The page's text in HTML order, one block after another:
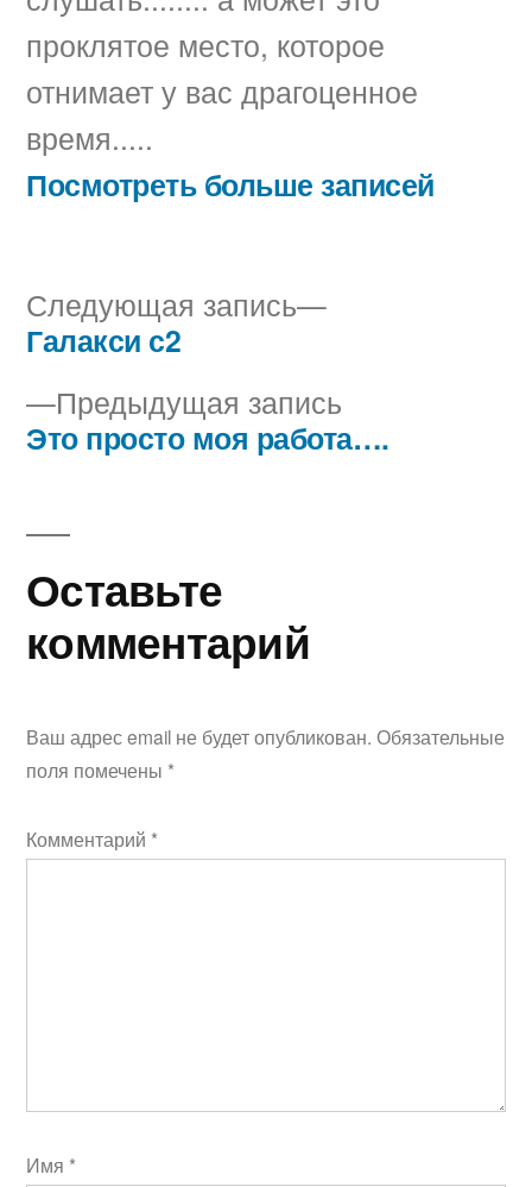
проклятое место, которое
отнимает у вас драгоценное
время.....
Посмотреть больше записей
Навигация
по
записям
Предыдущая запись
запись:
Это просто моя работа….
Следующая запись
Следующая
Галакси с2
Оставьте
комментарий
Ваш адрес email не будет опубликован. Обязательные
поля помечены *
Комментарий *
Имя *